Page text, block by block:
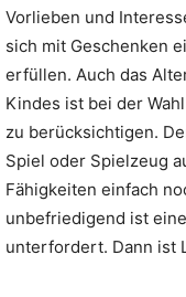
Vorlieben und
sich mit Geschenken
erfüllen. Auch das
Kindes ist bei der
zu berücksichtigen.
Spiel oder Spielzeug
Fähigkeiten einfach
unbefriedigend ist
unterfordert. Dann ist